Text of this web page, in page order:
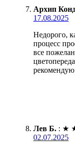
Архип
17.08.2025
Недорого,
процесс
все
Лев Б. : ★
02.07.2025